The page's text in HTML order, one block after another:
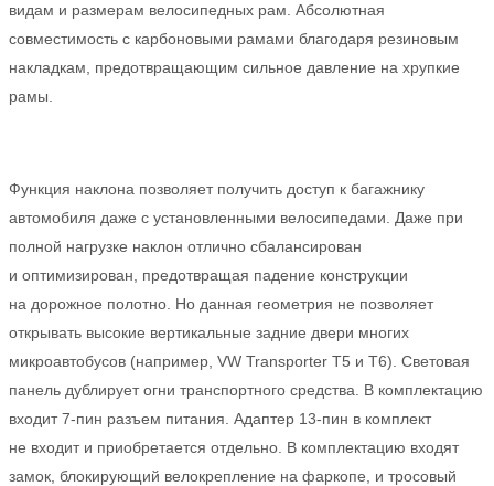
видам и размерам велосипедных рам. Абсолютная
совместимость с карбоновыми рамами благодаря резиновым
накладкам, предотвращающим сильное давление на хрупкие
рамы.
Функция наклона позволяет получить доступ к багажнику
автомобиля даже с установленными велосипедами. Даже при
полной нагрузке наклон отлично сбалансирован
и оптимизирован, предотвращая падение конструкции
на дорожное полотно. Но данная геометрия не позволяет
открывать высокие вертикальные задние двери многих
микроавтобусов (например, VW Transporter T5 и T6). Световая
панель дублирует огни транспортного средства. В комплектацию
входит 7-пин разъем питания. Адаптер 13-пин в комплект
не входит и приобретается отдельно. В комплектацию входят
замок, блокирующий велокрепление на фаркопе, и тросовый